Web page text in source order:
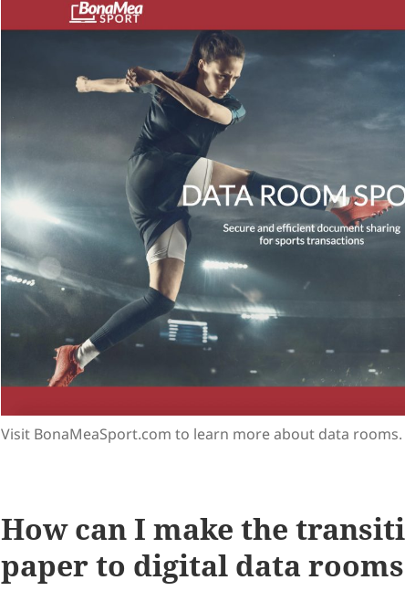
Visit BonaMeaSport.com to learn more about data rooms.
How can I make the
paper to digital data